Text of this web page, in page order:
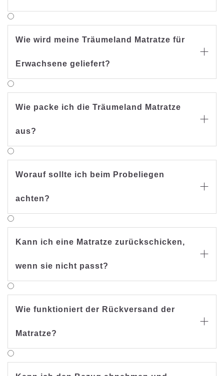
Wie wird meine Träumeland Matratze für
Erwachsene geliefert?

Wie packe ich die Träumeland Matratze
aus?

Worauf sollte ich beim Probeliegen
achten?

Kann ich eine Matratze zurückschicken,
wenn sie nicht passt?

Wie funktioniert der Rückversand der
Matratze?
